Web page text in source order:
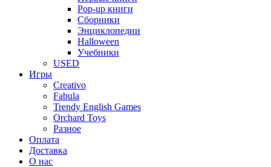
Pop-up книги
Сборники
Энциклопедии
Halloween
Учебники
USED
Игры
Creativo
Fabula
Trendy English Games
Orchard Toys
Разное
Оплата
Доставка
О нас